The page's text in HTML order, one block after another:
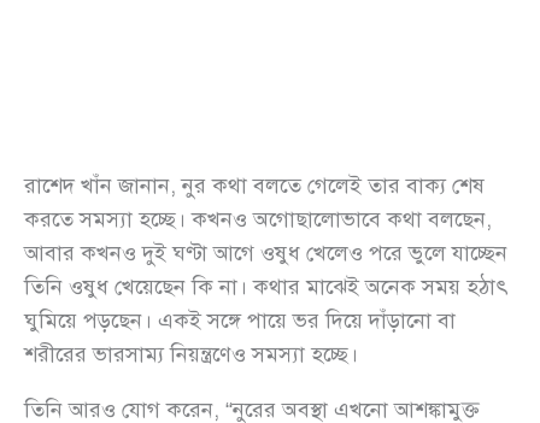
রাশেদ খাঁন জানান, নুর কথা বলতে গেলেই তার বাক্য শেষ
করতে সমস্যা হচ্ছে। কখনও অগোছালোভাবে কথা বলছেন,
আবার কখনও দুই ঘণ্টা আগে ওষুধ খেলেও পরে ভুলে যাচ্ছেন
তিনি ওষুধ খেয়েছেন কি না। কথার মাঝেই অনেক সময় হঠাৎ
ঘুমিয়ে পড়ছেন। একই সঙ্গে পায়ে ভর দিয়ে দাঁড়ানো বা
শরীরের ভারসাম্য নিয়ন্ত্রণেও সমস্যা হচ্ছে।
তিনি আরও যোগ করেন, “নুরের অবস্থা এখনো আশঙ্কামুক্ত